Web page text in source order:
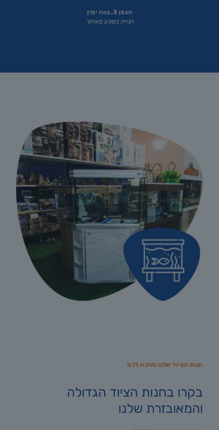
הגפן 3, נווה ימין
חנייה בשפע מאחור
חנות הציוד שלנו מחכה לכם
בקרו בחנות הציוד הגדולה
והמאובזרת שלנו